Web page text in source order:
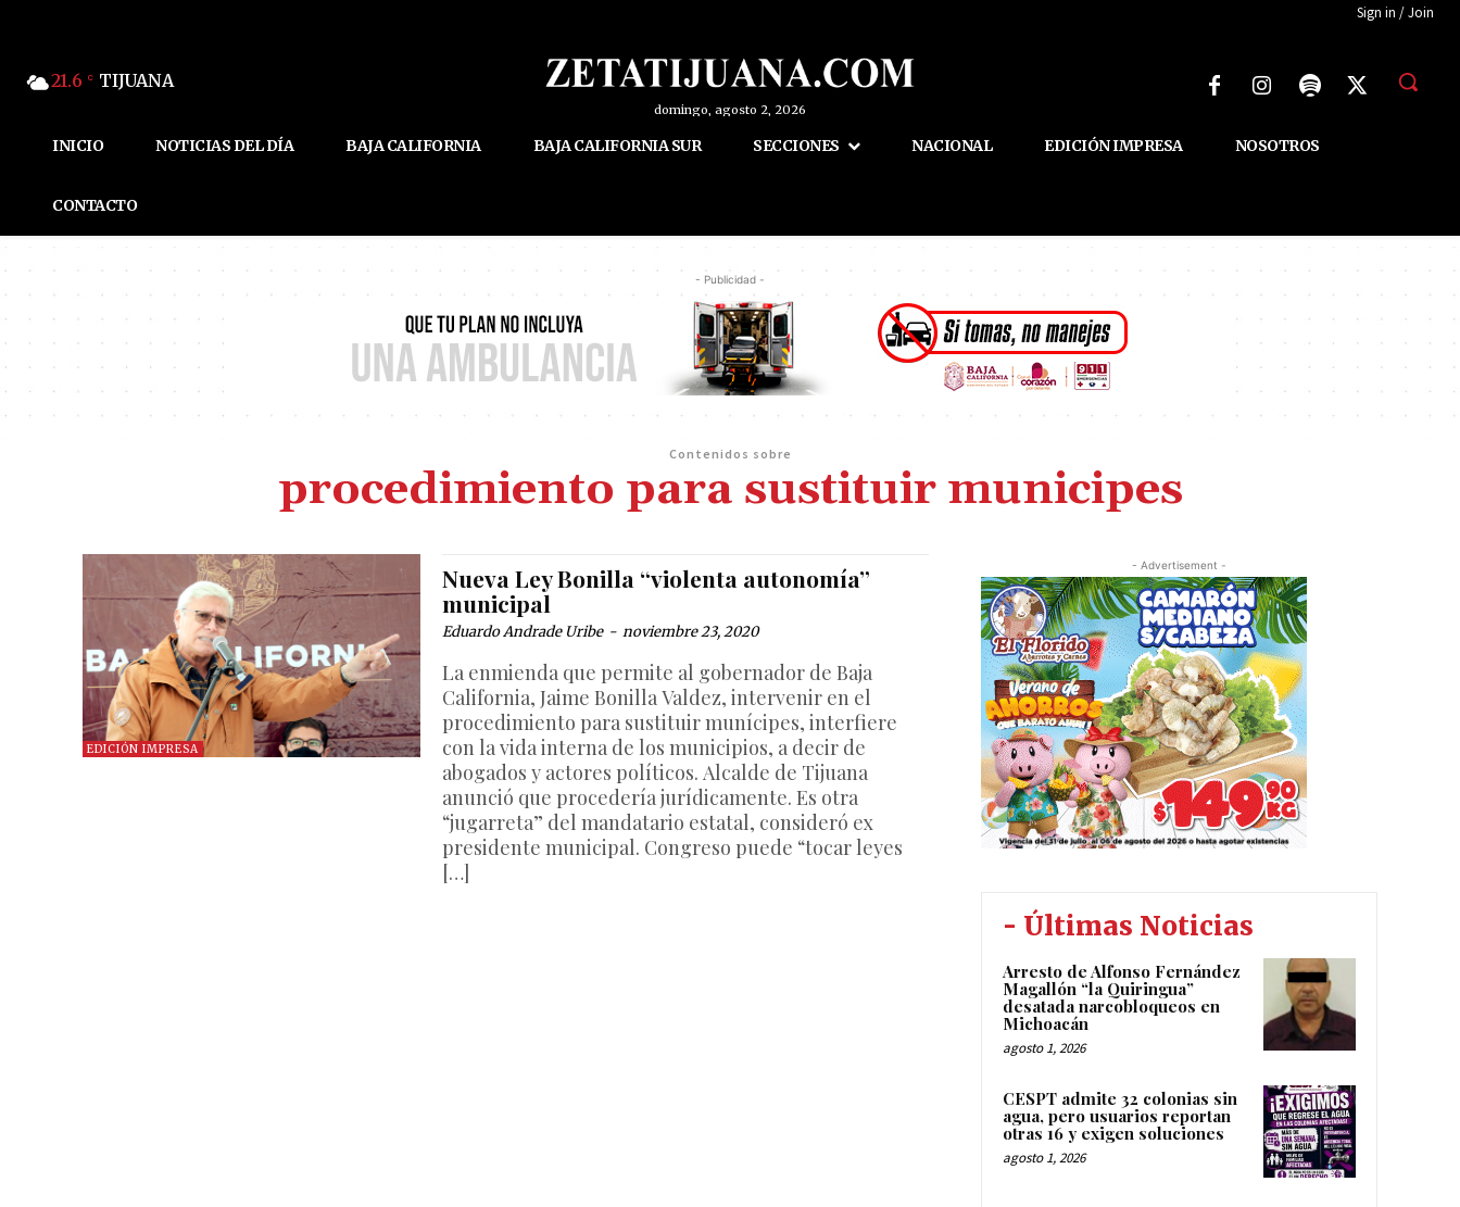
Sign in / Join
21.6 C TIJUANA
domingo, agosto 2, 2026
INICIO NOTICIAS DEL DÍA BAJA CALIFORNIA BAJA CALIFORNIA SUR SECCIONES NACIONAL EDICIÓN IMPRESA NOSOTROS
CONTACTO
- Publicidad -
Contenidos sobre
procedimiento para sustituir municipes
EDICIÓN IMPRESA
Nueva Ley Bonilla “violenta autonomía”
municipal
Eduardo Andrade Uribe - noviembre 23, 2020
La enmienda que permite al gobernador de Baja
California, Jaime Bonilla Valdez, intervenir en el
procedimiento para sustituir munícipes, interfiere
con la vida interna de los municipios, a decir de
abogados y actores políticos. Alcalde de Tijuana
anunció que procedería jurídicamente. Es otra
“jugarreta” del mandatario estatal, consideró ex
presidente municipal. Congreso puede “tocar leyes
[…]
- Advertisement -
- Últimas Noticias
Arresto de Alfonso Fernández
Magallón “la Quiringua”
desatada narcobloqueos en
Michoacán
agosto 1, 2026
CESPT admite 32 colonias sin
agua, pero usuarios reportan
otras 16 y exigen soluciones
agosto 1, 2026